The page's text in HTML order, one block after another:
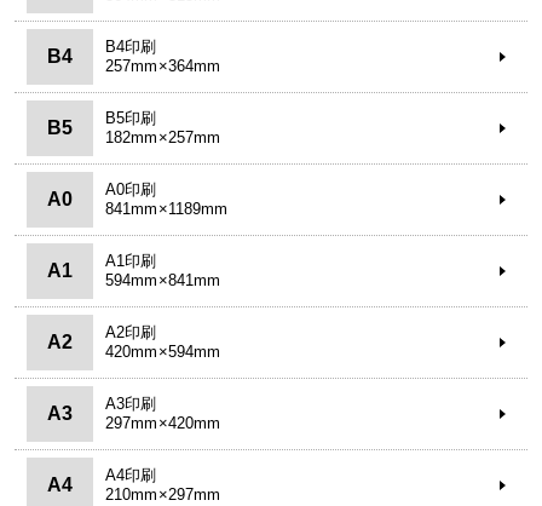
B4
B4印刷
257mm×364mm
B5
B5印刷
182mm×257mm
A0
A0印刷
841mm×1189mm
A1
A1印刷
594mm×841mm
A2
A2印刷
420mm×594mm
A3
A3印刷
297mm×420mm
A4
A4印刷
210mm×297mm